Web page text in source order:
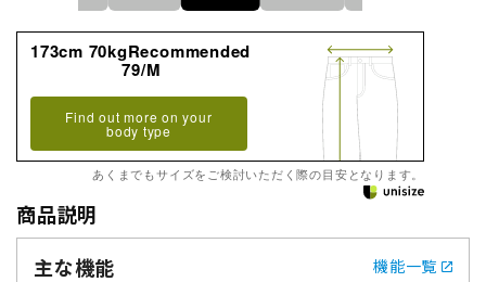
173cm 70kgRecommended
79/M
Find out more on your
body type
あくまでもサイズをご検討いただく際の目安となります。
商品説明
主な機能
機能一覧